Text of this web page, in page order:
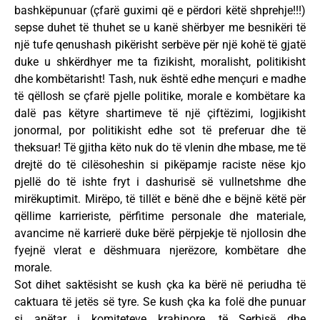
bashkëpunuar (çfarë guximi që e përdori këtë shprehje!!!)
sepse duhet të thuhet se u kanë shërbyer me besnikëri të
një tufe qenushash pikërisht serbëve për një kohë të gjatë
duke u shkërdhyer me ta fizikisht, moralisht, politikisht
dhe kombëtarisht! Tash, nuk është edhe mençuri e madhe
të qëllosh se çfarë pjelle politike, morale e kombëtare ka
dalë pas këtyre shartimeve të një çiftëzimi, logjikisht
jonormal, por politikisht edhe sot të preferuar dhe të
theksuar! Të gjitha këto nuk do të vlenin dhe mbase, me të
drejtë do të cilësoheshin si pikëpamje raciste nëse kjo
pjellë do të ishte fryt i dashurisë së vullnetshme dhe
mirëkuptimit. Mirëpo, të tillët e bënë dhe e bëjnë këtë për
qëllime karrieriste, përfitime personale dhe materiale,
avancime në karrierë duke bërë përpjekje të njollosin dhe
fyejnë vlerat e dëshmuara njerëzore, kombëtare dhe
morale.
Sot dihet saktësisht se kush çka ka bërë në periudha të
caktuara të jetës së tyre. Se kush çka ka folë dhe punuar